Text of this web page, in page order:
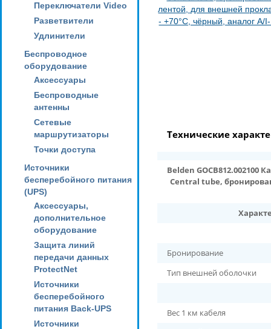
Переключатели Video
Разветвители
Удлинители
Беспроводное
оборудование
Аксессуары
Беспроводные
антенны
Сетевые
маршрутизаторы
Точки доступа
Источники
бесперебойного питания
(UPS)
Аксессуары,
дополнительное
оборудование
Защита линий
передачи данных
ProtectNet
Источники
бесперебойного
питания Back-UPS
Источники
Технические
Belden GOCB812.002100
Central tube,
Бронирование
Тип внешней оболочки
Вес 1 км кабеля